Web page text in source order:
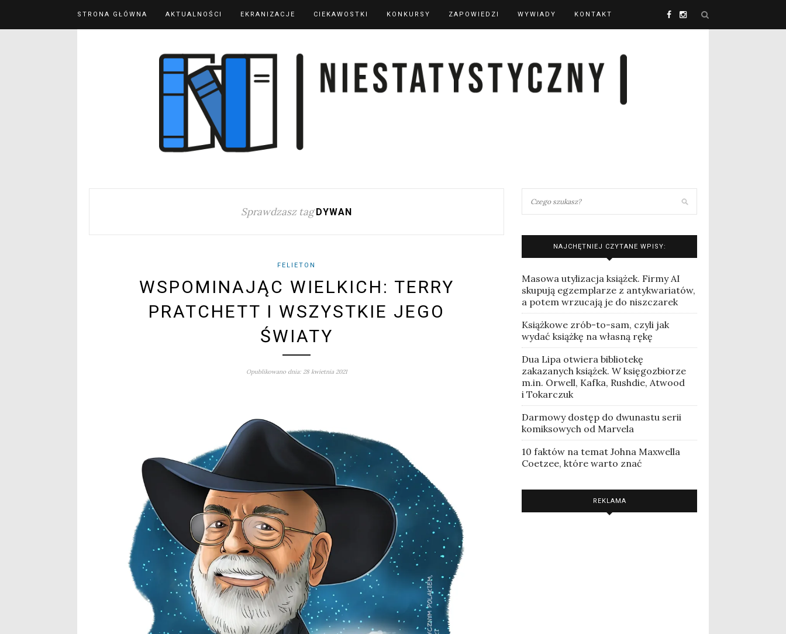
STRONA GŁÓWNA AKTUALNOŚCI EKRANIZACJE CIEKAWOSTKI KONKURSY ZAPOWIEDZI WYWIADY KONTAKT
Sprawdzasz tag DYWAN
FELIETON
WSPOMINAJĄC WIELKICH: TERRY
PRATCHETT I WSZYSTKIE JEGO
ŚWIATY
Opublikowano dnia: 28 kwietnia 2021
NAJCHĘTNIEJ CZYTANE WPISY:
Masowa utylizacja książek. Firmy AI
skupują egzemplarze z antykwariatów,
a potem wrzucają je do niszczarek
Książkowe zrób-to-sam, czyli jak
wydać książkę na własną rękę
Dua Lipa otwiera bibliotekę
zakazanych książek. W księgozbiorze
m.in. Orwell, Kafka, Rushdie, Atwood
i Tokarczuk
Darmowy dostęp do dwunastu serii
komiksowych od Marvela
10 faktów na temat Johna Maxwella
Coetzee, które warto znać
REKLAMA